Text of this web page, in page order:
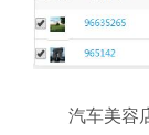
汽车美容